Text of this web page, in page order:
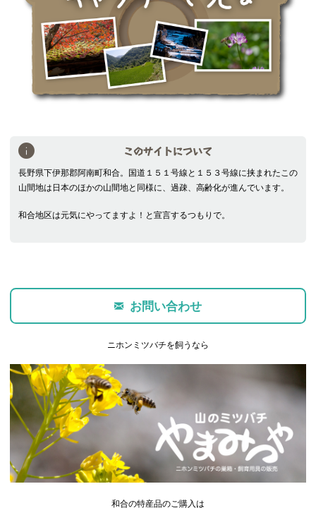
このサイトについて
長野県下伊那郡阿南町和合。国道１５１号線と１５３号線に挟まれたこの
山間地は日本のほかの山間地と同様に、過疎、高齢化が進んでいます。
和合地区は元気にやってますよ！と宣言するつもりで。
お問い合わせ
ニホンミツバチを飼うなら
和合の特産品のご購入は